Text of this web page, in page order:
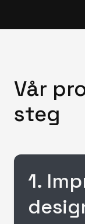
Vår
steg
1.